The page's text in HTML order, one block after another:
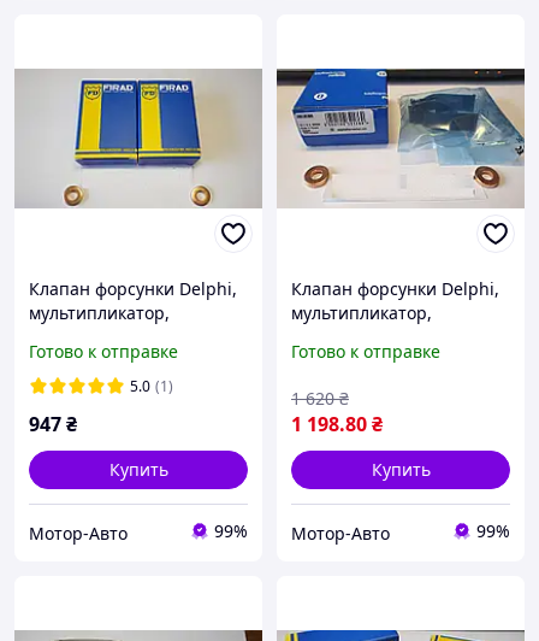
Клапан форсунки Delphi,
мультипликатор,
Готово к отправке
5.0 (1)
947₴
Купить
Мотор-Авто 99%
Клапан форсунки Delphi,
мультипликатор,
Готово к отправке
1 198.80₴
1 620 ₴
Купить
Мотор-Авто 99%